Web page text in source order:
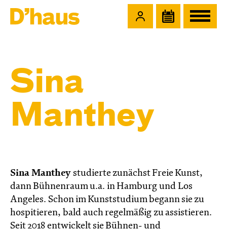
Sina
Manthey
Sina Manthey studierte zunächst Freie Kunst,
dann Bühnenraum u.a. in Hamburg und Los
Angeles. Schon im Kunststudium begann sie zu
hospitieren, bald auch regelmäßig zu assistieren.
Seit 2018 entwickelt sie Bühnen- und